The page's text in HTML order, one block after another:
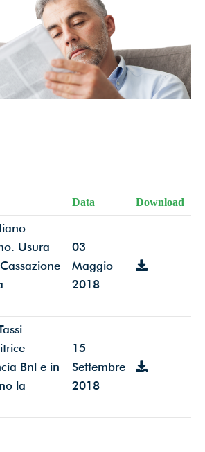
Data Download
Usura
03
Maggio
2018
Bnl e in
la
15
Settembre
2018
per il trattamento dei